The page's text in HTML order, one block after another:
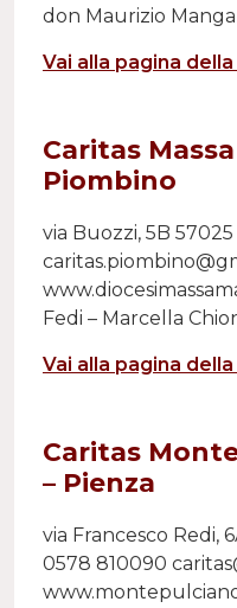
don Maurizio
Vai alla pagina
Caritas
Piombino
via Buozzi, 5B
Fedi – Marcella
Vai alla pagina
Caritas
– Pienza
via Francesco Redi,
0578 810090